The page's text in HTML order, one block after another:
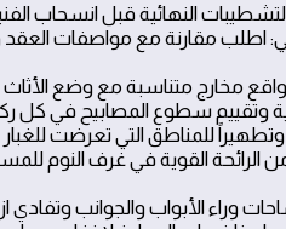
النهائية قبل انسحاب
اطلب مقارنة مع مواصفات
مخارج متناسبة مع وضع الأثاث
وتقييم سطوع المصابيح في كل
للمناطق التي تعرضت للغبار
القوية في غرف النوم
وراء الأبواب والجوانب وتفادي